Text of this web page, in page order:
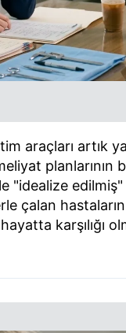
araçları artık
planlarının
"idealize edilmiş"
çalan hastaların
karşılığı